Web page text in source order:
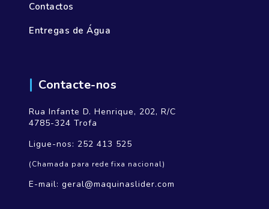
Contactos
Entregas de Água
Contacte-nos
Rua Infante D. Henrique, 202, R/C
4785-324 Trofa
Ligue-nos: 252 413 525
(Chamada para rede fixa nacional)
E-mail: geral@maquinaslider.com